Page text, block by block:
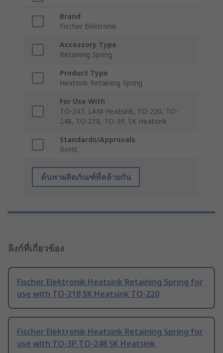
Brand
Fischer Elektronik
Accessory Type
Retaining Spring
Product Type
Heatsink Retaining Spring
For Use With
TO-247, LAM Heatsink, TO-220, TO-
248, TO-218, TO-3P, SK Heatsink
Standards/Approvals
RoHS
ค้นหาผลิตภัณฑ์ที่คล้ายกัน
ลิงก์ที่เกี่ยวข้อง
Fischer Elektronik Heatsink Retaining Spring for
use with TO-218 SK Heatsink TO-220
Fischer Elektronik Heatsink Retaining Spring for
use with TO-3P TO-248 SK Heatsink